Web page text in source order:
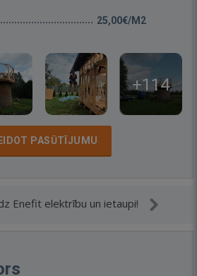
25,00€/M2
+114
PASŪTĪJUMU
Enefit elektrību un ietaupi!